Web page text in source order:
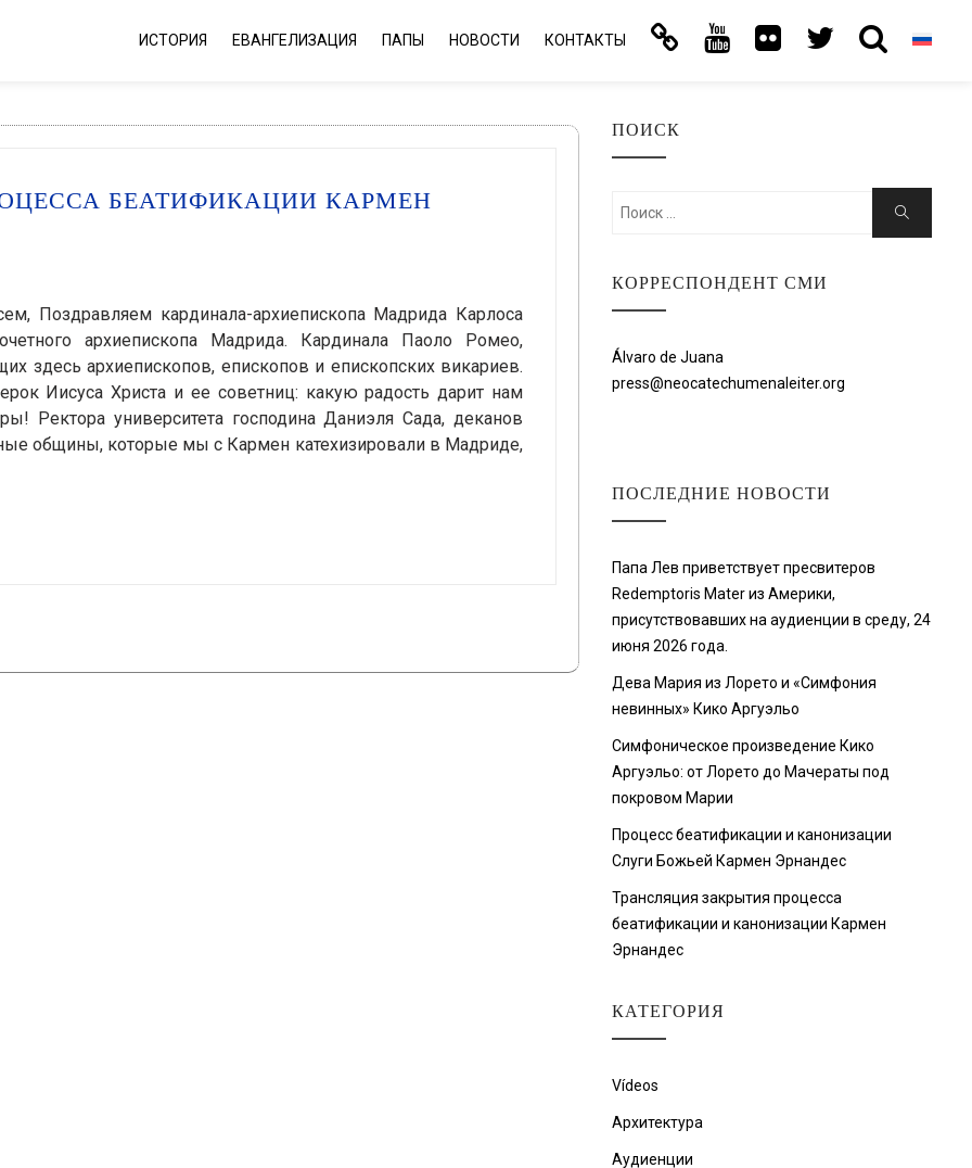
ИСТОРИЯ ЕВАНГЕЛИЗАЦИЯ ПАПЫ НОВОСТИ КОНТАКТЫ
БЕАТИФИКАЦИИ КАРМЕН
Поздравляем кардинала-архиепископа Мадрида Карлоса
архиепископа Мадрида. Кардинала Паоло Ромео,
здесь архиепископов, епископов и епископских викариев.
Иисуса Христа и ее советниц: какую радость дарит нам
Ректора университета господина Даниэля Сада, деканов
общины, которые мы с Кармен катехизировали в Мадриде,
ПОИСК
Искать:
Поиск
КОРРЕСПОНДЕНТ СМИ
Álvaro de Juana
press@neocatechumenaleiter.org
ПОСЛЕДНИЕ НОВОСТИ
Папа Лев приветствует пресвитеров
Redemptoris Mater из Америки,
присутствовавших на аудиенции в среду, 24
июня 2026 года.
Дева Мария из Лорето и «Симфония
невинных» Кико Аргуэльо
Симфоническое произведение Кико
Аргуэльо: от Лорето до Мачераты под
покровом Марии
Процесс беатификации и канонизации
Слуги Божьей Кармен Эрнандес
Трансляция закрытия процесса
беатификации и канонизации Кармен
Эрнандес
КАТЕГОРИЯ
Vídeos
Архитектура
Аудиенции